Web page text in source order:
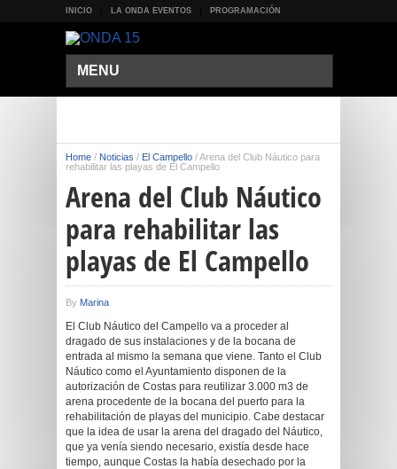
INICIO LA ONDA EVENTOS PROGRAMACIÓN
MENU
Home / Noticias / El Campello /Arena del Club Náutico para
rehabilitar las playas de El Campello
Arena del Club Náutico
para rehabilitar las
playas de El Campello
By Marina
El Club Náutico del Campello va a proceder al
dragado de sus instalaciones y de la bocana de
entrada al mismo la semana que viene. Tanto el Club
Náutico como el Ayuntamiento disponen de la
autorización de Costas para reutilizar 3.000 m3 de
arena procedente de la bocana del puerto para la
rehabilitación de playas del municipio. Cabe destacar
que la idea de usar la arena del dragado del Náutico,
que ya venía siendo necesario, existía desde hace
tiempo, aunque Costas la había desechado por la